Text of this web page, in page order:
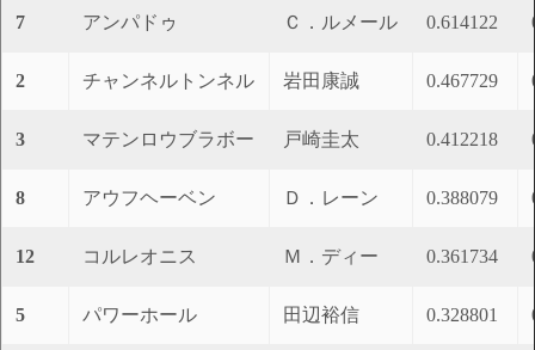
7 アンパドゥ Ｃ．ルメール 0.614122
2 チャンネルトンネル 岩田康誠 0.467729
3 マテンロウブラボー 戸崎圭太 0.412218
8 アウフヘーベン Ｄ．レーン 0.388079
12 コルレオニス Ｍ．ディー 0.361734
5 パワーホール 田辺裕信 0.328801